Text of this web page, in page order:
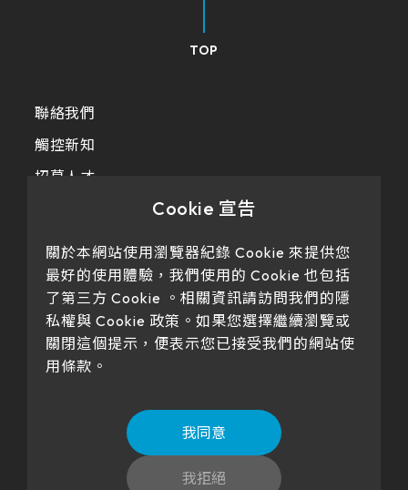
TOP
聯絡我們
觸控新知
招募人才
Our products have passed certification
Cookie 宣告
關於本網站使用瀏覽器紀錄 Cookie 來提供您
最好的使用體驗，我們使用的 Cookie 也包括
了第三方 Cookie 。相關資訊請訪問我們的隱
私權與 Cookie 政策。如果您選擇繼續瀏覽或
關閉這個提示，便表示您已接受我們的網站使
用條款。
我拒絕
我同意